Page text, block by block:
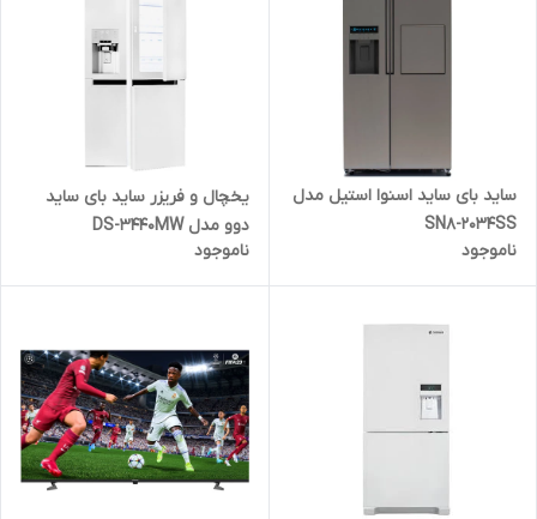
ساید بای ساید اسنوا استیل مدل
SN8-2034SS
ناموجود
یخچال و فریزر ساید بای ساید
دوو مدل DS-3440MW
ناموجود